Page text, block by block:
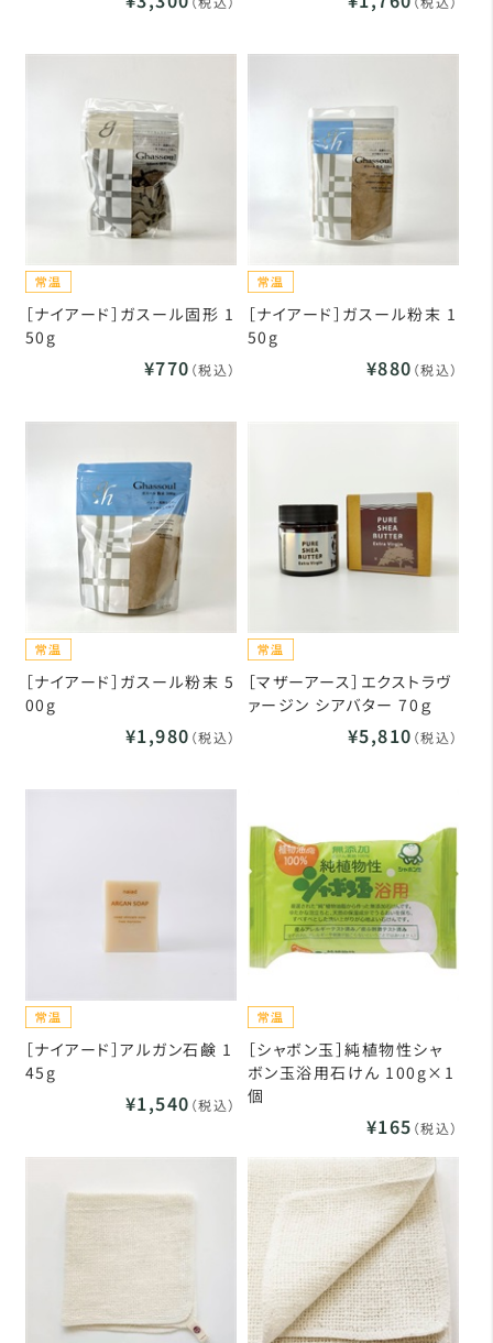
［ナイアード］ガスール固形 1
50g
¥770 （税込）
［ナイアード］ガスール粉末 1
50g
¥880 （税込）
［ナイアード］ガスール粉末 5
00g
¥1,980 （税込）
［マザーアース］エクストラヴ
ァージン シアバター 70ｇ
¥5,810 （税込）
［ナイアード］アルガン石鹸 1
45g
¥1,540 （税込）
［シャボン玉］純植物性シャ
ボン玉浴用石けん 100g×1
個
¥165 （税込）